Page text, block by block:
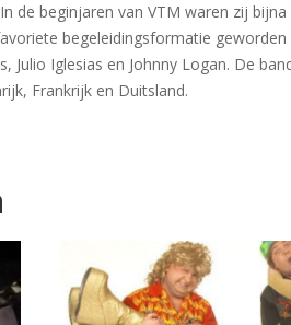
de beginjaren van VTM waren zij
begeleidingsformatie
Iglesias en Johnny Logan. De
Frankrijk en Duitsland.